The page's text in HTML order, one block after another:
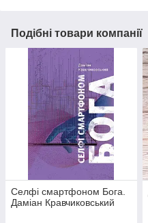
Подібні товари компанії
Селфі смартфоном Бога.
Даміан Кравчиковський